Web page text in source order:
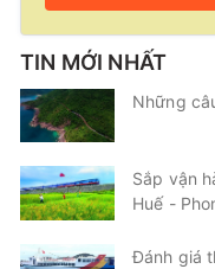
TIN MỚI NHẤT
Những
Sắp vận
Huế -
Đánh giá